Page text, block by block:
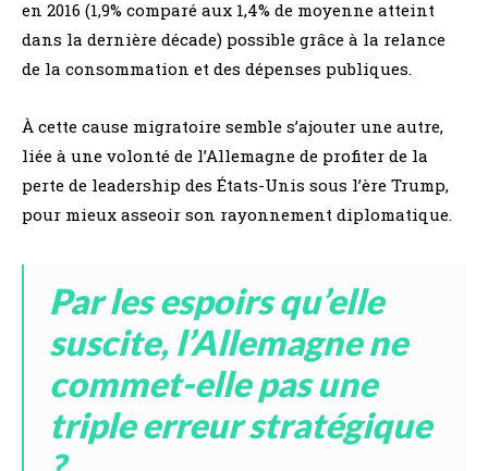
en 2016 (1,9% comparé aux 1,4% de moyenne atteint
dans la dernière décade) possible grâce à la relance
de la consommation et des dépenses publiques.
À cette cause migratoire semble s’ajouter une autre,
liée à une volonté de l’Allemagne de profiter de la
perte de leadership des États-Unis sous l’ère Trump,
pour mieux asseoir son rayonnement diplomatique.
Par les espoirs qu’elle
suscite, l’Allemagne ne
commet-elle pas une
triple erreur stratégique